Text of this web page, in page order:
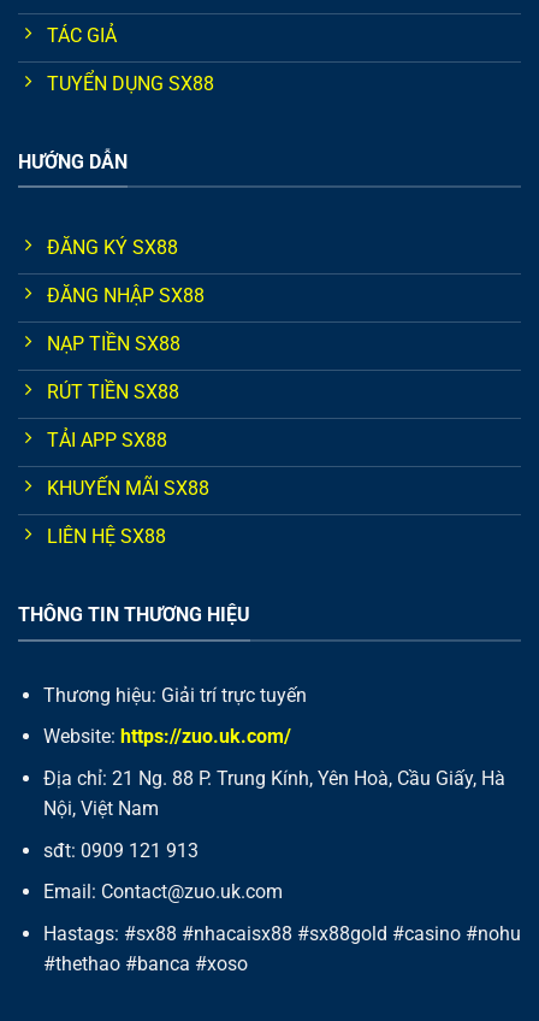
TÁC GIẢ
TUYỂN DỤNG SX88
HƯỚNG DẪN
ĐĂNG KÝ SX88
ĐĂNG NHẬP SX88
NẠP TIỀN SX88
RÚT TIỀN SX88
TẢI APP SX88
KHUYẾN MÃI SX88
LIÊN HỆ SX88
THÔNG TIN THƯƠNG HIỆU
Thương hiệu: Giải trí trực tuyến
Website: https://zuo.uk.com/
Địa chỉ: 21 Ng. 88 P. Trung Kính, Yên Hoà, Cầu Giấy, Hà
Nội, Việt Nam
sđt: 0909 121 913
Email: Contact@zuo.uk.com
Hastags: #sx88 #nhacaisx88 #sx88gold #casino #nohu
#thethao #banca #xoso